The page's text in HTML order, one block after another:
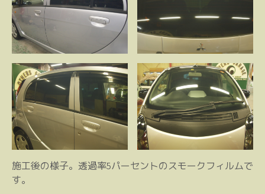
施工後の様子。透過率5パーセントのスモークフィルムで
す。